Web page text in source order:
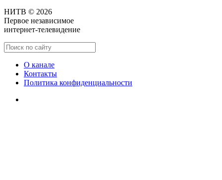
НИТВ © 2026
Первое независимое
интернет-телевидение
О канале
Контакты
Политика конфиденциальности